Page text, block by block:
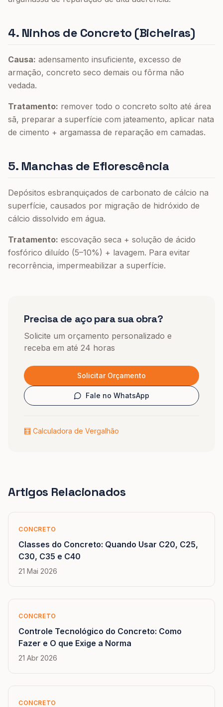
4. Ninhos de Concreto (Bicheiras)
Causa: adensamento insuficiente, excesso de
armação, concreto seco demais ou fôrma não
vedada.
Tratamento: remover todo o concreto solto até área
sã, preparar a superfície com jateamento, aplicar nata
de cimento + argamassa de reparação em camadas.
5. Manchas de Eflorescência
Depósitos esbranquiçados de carbonato de cálcio na
superfície, causados por migração de hidróxido de
cálcio dissolvido em água.
Tratamento: escovação seca + solução de ácido
fosfórico diluído (5–10%) + lavagem. Para evitar
recorrência, impermeabilizar a superfície.
Precisa de aço para sua obra?
Solicite um orçamento personalizado e
receba em até 24 horas
Solicitar Orçamento
Fale no WhatsApp
🧮 Calculadora de Vergalhão
Artigos Relacionados
CONCRETO
Classes do Concreto: Quando Usar C20, C25,
C30, C35 e C40
21 Mai 2026
CONCRETO
Controle Tecnológico do Concreto: Como
Fazer e O que Exige a Norma
21 Abr 2026
CONCRETO